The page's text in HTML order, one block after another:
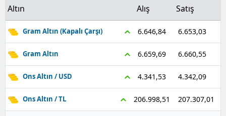
Nevşehir
Niğde
Rize
Sakarya
Altın Alış Satış
Gram Altın (Kapalı Çarşı) 6.646,84 6.653,03
Gram Altın 6.659,69 6.660,55
Ons Altın / USD 4.341,53 4.342,09
Ons Altın / TL 206.998,51 207.307,01